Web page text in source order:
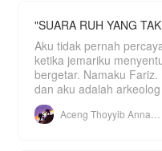
"SUARA RUH YANG
Aku tidak pernah
ketika jemariku
bergetar. Namaku Fariz. Usiaku tiga puluh lima tahun,
dan aku adalah